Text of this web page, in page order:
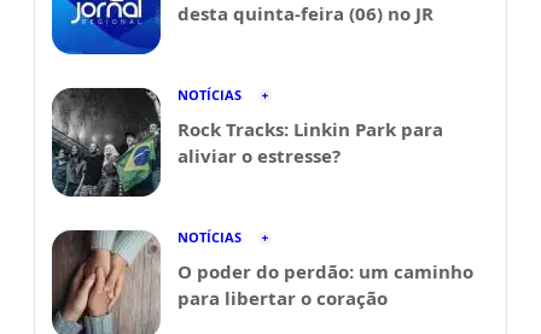
desta quinta-feira (06) no JR
NOTÍCIAS
Rock Tracks: Linkin Park para
aliviar o estresse?
NOTÍCIAS
O poder do perdão: um caminho
para libertar o coração